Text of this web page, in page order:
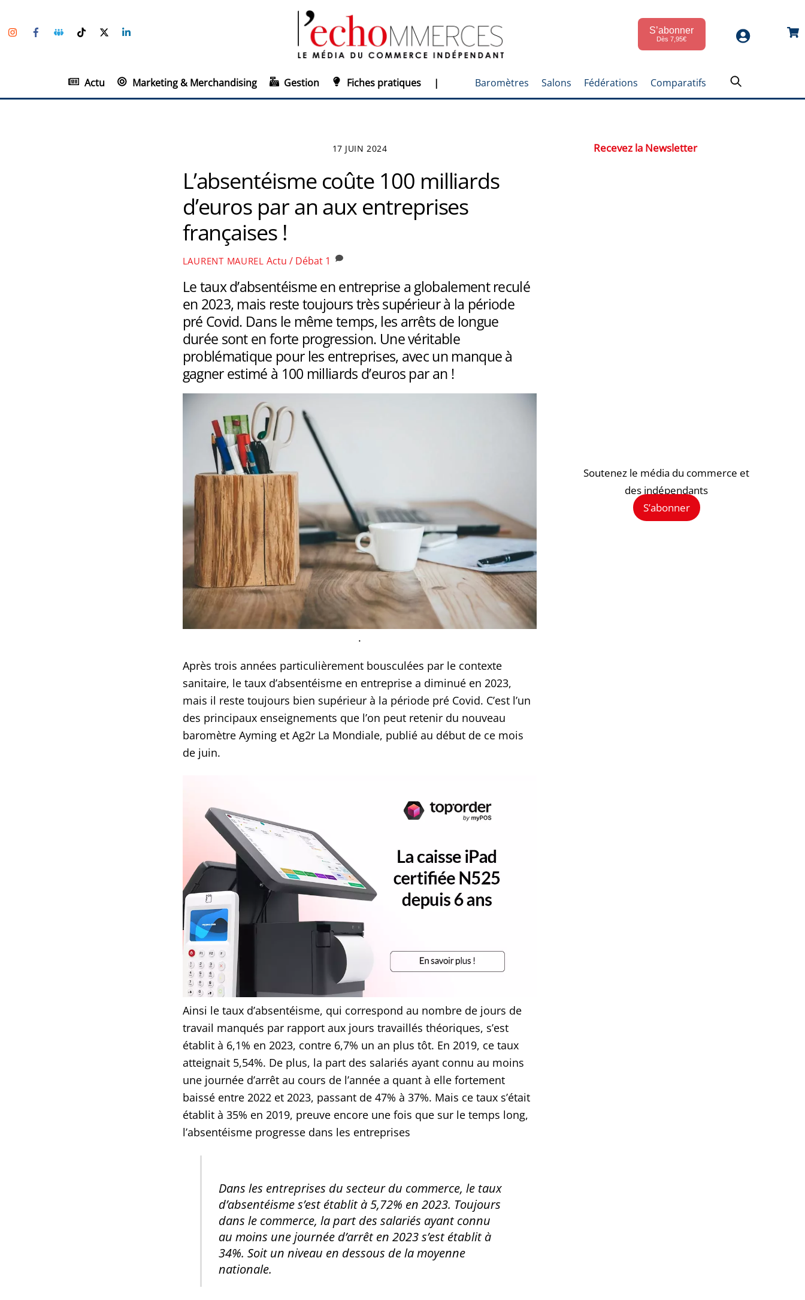
to
InstagramFacebookGroupe
Facebook
TikTokTwitter S’abonner
Dès 7,95€
Actu Marketing & Merchandising Gestion Fiches pratiques | Baromètres Salons Fédérations Comparatifs
17 JUIN 2024
L’absentéisme coûte 100 milliards
d’euros par an aux entreprises
françaises !
LAURENT MAUREL Actu / Débat 1
Le taux d’absentéisme en entreprise a globalement reculé
en 2023, mais reste toujours très supérieur à la période
pré Covid. Dans le même temps, les arrêts de longue
durée sont en forte progression. Une véritable
problématique pour les entreprises, avec un manque à
gagner estimé à 100 milliards d’euros par an !
.
Après trois années particulièrement bousculées par le contexte
sanitaire, le taux d’absentéisme en entreprise a diminué en 2023,
mais il reste toujours bien supérieur à la période pré Covid. C’est l’un
des principaux enseignements que l’on peut retenir du nouveau
baromètre Ayming et Ag2r La Mondiale, publié au début de ce mois
de juin.
Ainsi le taux d’absentéisme, qui correspond au nombre de jours de
travail manqués par rapport aux jours travaillés théoriques, s’est
établit à 6,1% en 2023, contre 6,7% un an plus tôt. En 2019, ce taux
atteignait 5,54%. De plus, la part des salariés ayant connu au moins
une journée d’arrêt au cours de l’année a quant à elle fortement
baissé entre 2022 et 2023, passant de 47% à 37%. Mais ce taux s’était
établit à 35% en 2019, preuve encore une fois que sur le temps long,
l’absentéisme progresse dans les entreprises
Dans les entreprises du secteur du commerce, le taux
d’absentéisme s’est établit à 5,72% en 2023. Toujours
dans le commerce, la part des salariés ayant connu
au moins une journée d’arrêt en 2023 s’est établit à
34%. Soit un niveau en dessous de la moyenne
nationale.
Recevez la Newsletter
Soutenez le média du commerce et
des indépendants
S’abonner